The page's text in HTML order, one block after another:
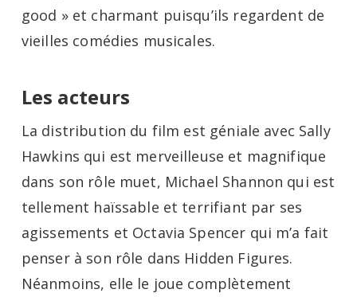
good » et charmant puisqu’ils regardent de
vieilles comédies musicales.
Les acteurs
La distribution du film est géniale avec Sally
Hawkins qui est merveilleuse et magnifique
dans son rôle muet, Michael Shannon qui est
tellement haïssable et terrifiant par ses
agissements et Octavia Spencer qui m’a fait
penser à son rôle dans Hidden Figures.
Néanmoins, elle le joue complètement